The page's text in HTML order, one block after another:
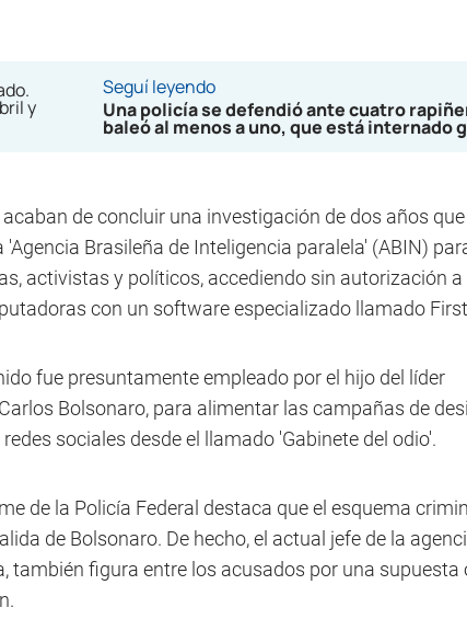
Seguí leyendo
Una policía se defendió ante cuatro
baleó al menos a uno, que está internado
de concluir una investigación de dos años que
'Agencia Brasileña de Inteligencia paralela' (ABIN)
activistas y políticos, accediendo sin autorización a
con un software especializado llamado
fue presuntamente empleado por el hijo del líder
Bolsonaro, para alimentar las campañas de
sociales desde el llamado 'Gabinete del odio'.
de la Policía Federal destaca que el esquema
de Bolsonaro. De hecho, el actual jefe de la
también figura entre los acusados por una supuesta